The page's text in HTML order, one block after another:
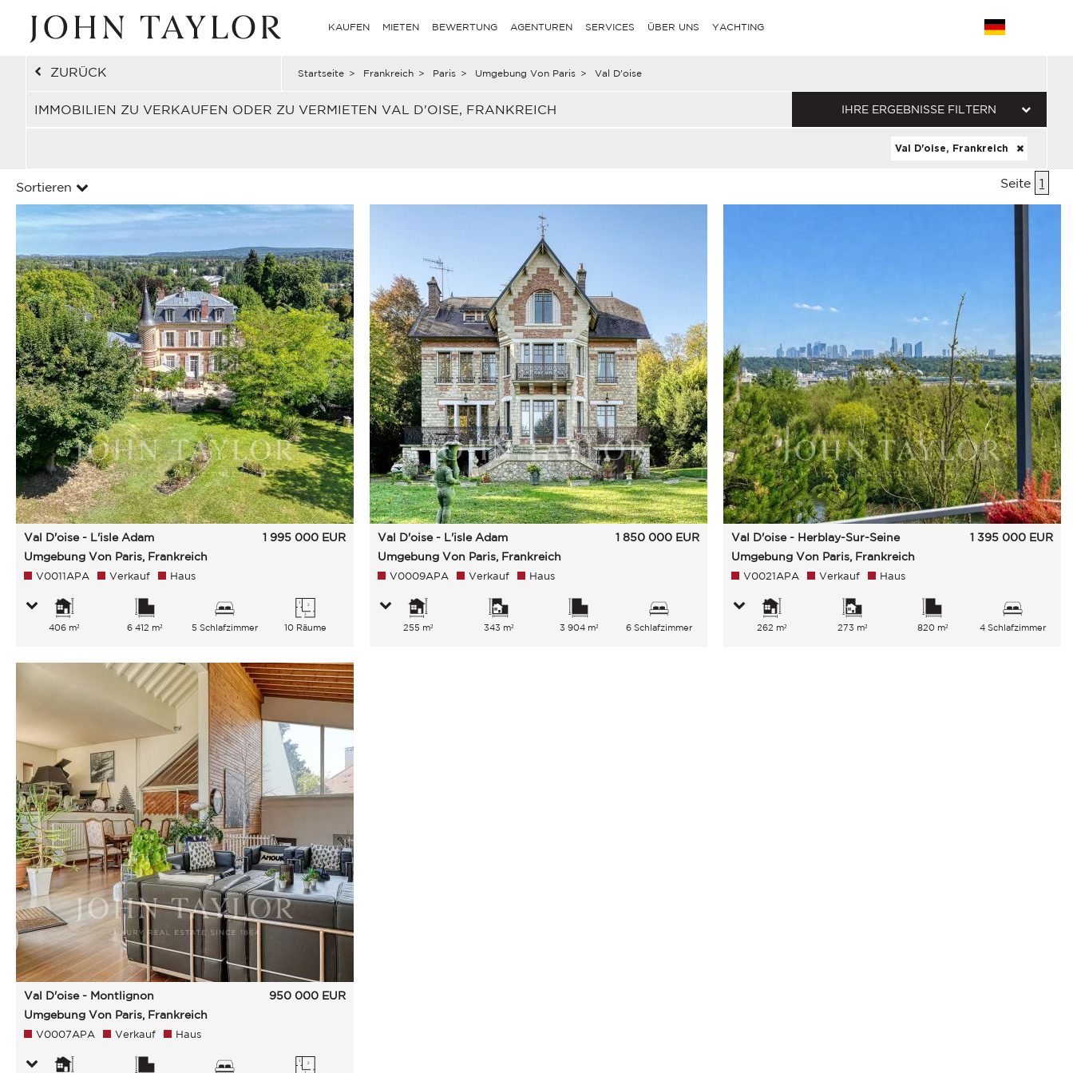
KAUFEN MIETEN BEWERTUNG AGENTUREN SERVICES ÜBER UNS YACHTING
ZURÜCK Startseite > Frankreich > Paris > Umgebung Von Paris > Val D'oise
IMMOBILIEN ZU VERKAUFEN ODER ZU VERMIETEN VAL D'OISE, FRANKREICH IHRE ERGEBNISSE FILTERN
Val D'oise, Frankreich
Sortieren Seite 1
Val D'oise - L'isle Adam
Umgebung Von Paris, Frankreich
1 995 000 EUR
V0011APA Verkauf Haus
406 m² 6 412 m² 5 Schlafzimmer 10 Räume
Val D'oise - L'isle Adam
Umgebung Von Paris, Frankreich
1 850 000 EUR
V0009APA Verkauf Haus
255 m² 343 m² 3 904 m² 6 Schlafzimmer
Val D'oise - Herblay-Sur-Seine
Umgebung Von Paris, Frankreich
1 395 000 EUR
V0021APA Verkauf Haus
262 m² 273 m² 820 m² 4 Schlafzimmer
Val D'oise - Montlignon
Umgebung Von Paris, Frankreich
950 000 EUR
V0007APA Verkauf Haus